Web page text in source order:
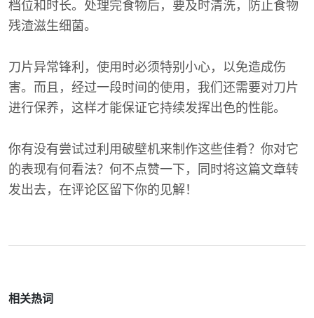
档位和时长。处理完食物后，要及时清洗，防止食物
残渣滋生细菌。
刀片异常锋利，使用时必须特别小心，以免造成伤
害。而且，经过一段时间的使用，我们还需要对刀片
进行保养，这样才能保证它持续发挥出色的性能。
你有没有尝试过利用破壁机来制作这些佳肴？你对它
的表现有何看法？何不点赞一下，同时将这篇文章转
发出去，在评论区留下你的见解！
相关热词